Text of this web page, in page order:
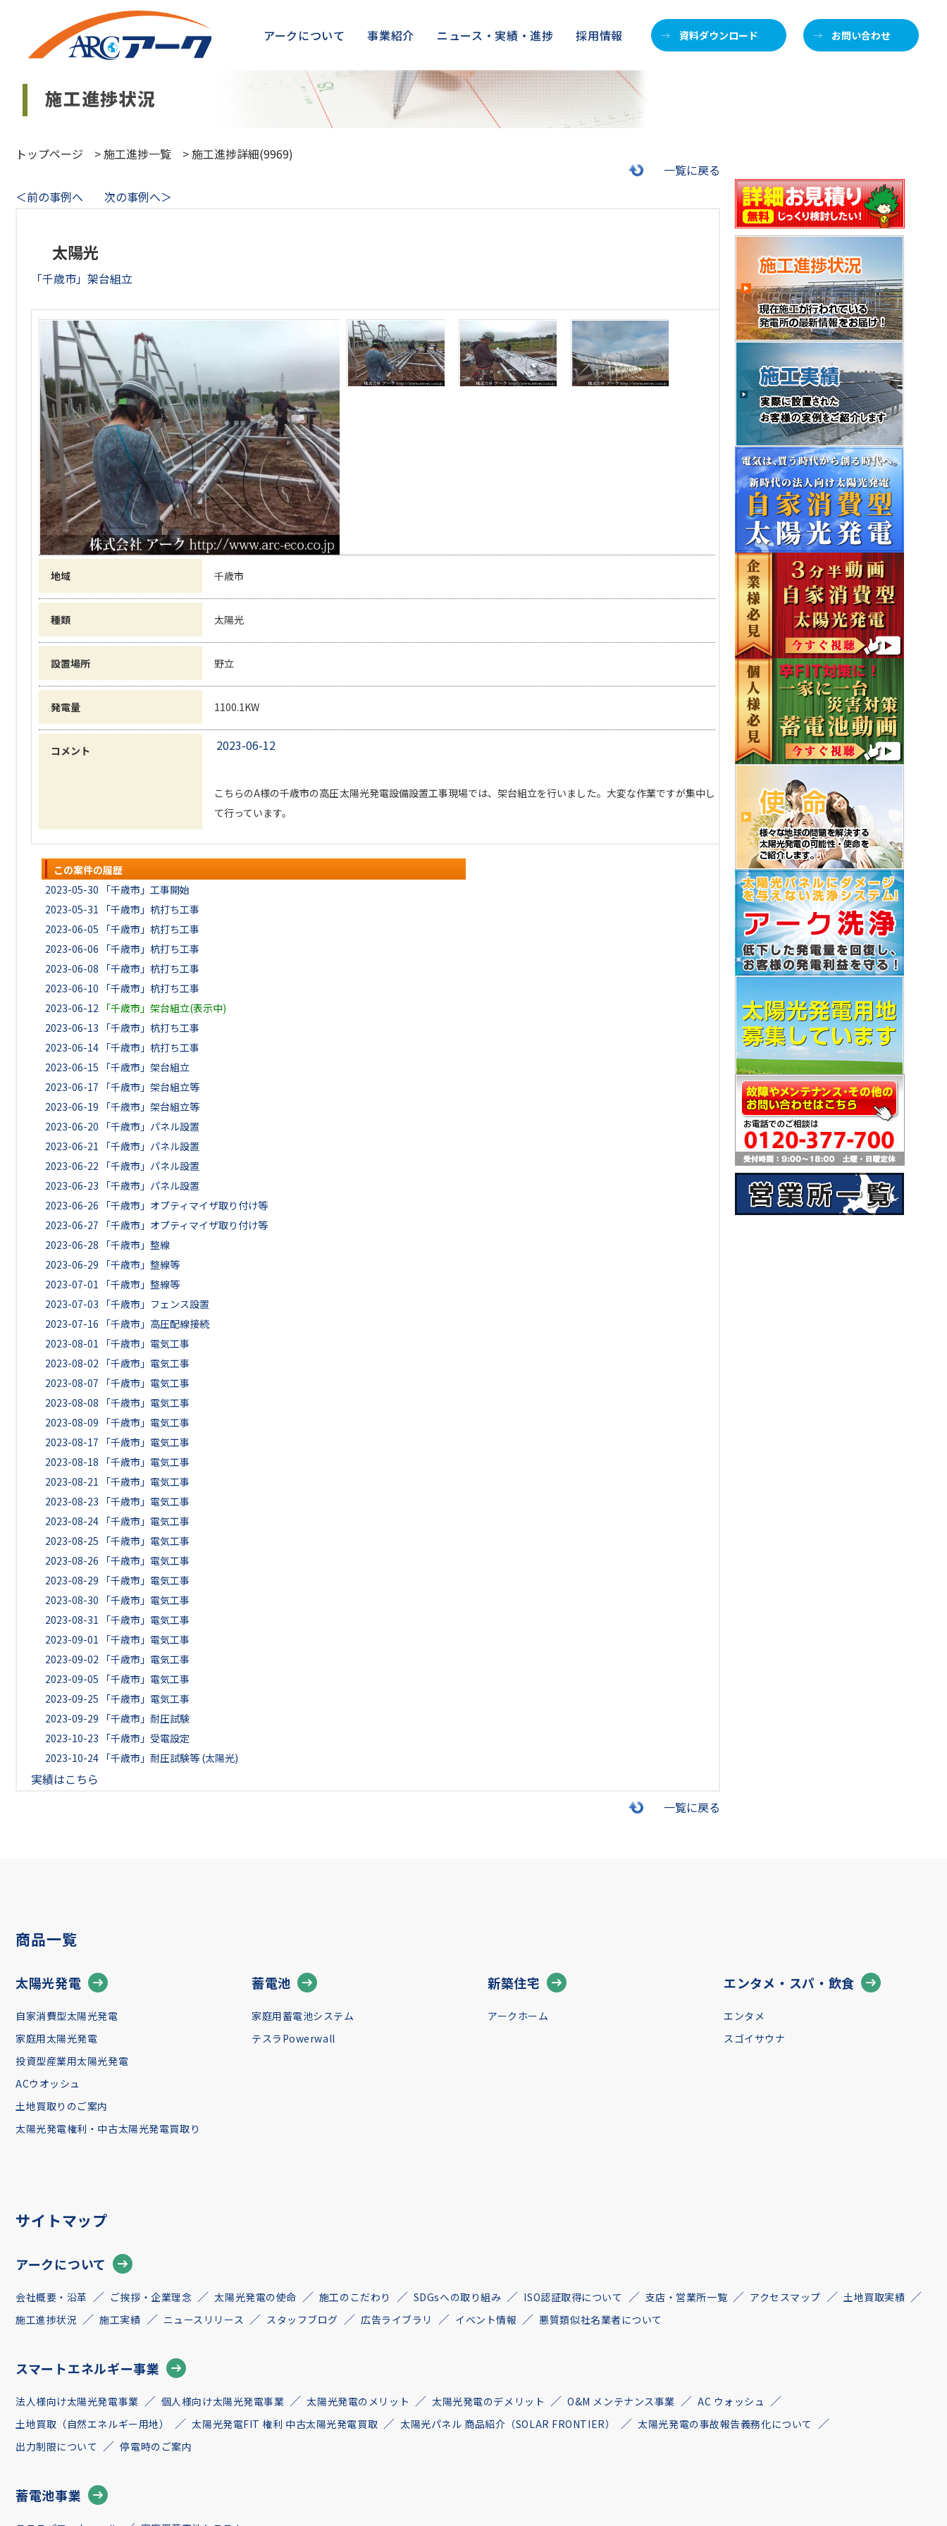
アークについて 事業紹介 ニュース・実績・進捗 採用情報 資料ダウンロード お問い合わせ
トップページ >施工進捗一覧 >施工進捗詳細(9969)
一覧に戻る
＜前の事例へ
次の事例へ＞
太陽光
「千歳市」架台組立
地域 千歳市
種類 太陽光
設置場所 野立
発電量 1100.1KW
コメント 2023-06-12
こちらのA様の千歳市の高圧太陽光発電設備設置工事現場では、架台組立を行いました。大変な作業ですが集中し
て行っています。
この案件の履歴
2023-05-30
「千歳市」工事開始
2023-05-31
「千歳市」杭打ち工事
2023-06-05
「千歳市」杭打ち工事
2023-06-06
「千歳市」杭打ち工事
2023-06-08
「千歳市」杭打ち工事
2023-06-10
「千歳市」杭打ち工事
2023-06-12
「千歳市」架台組立(表示中)
2023-06-13
「千歳市」杭打ち工事
2023-06-14 「千歳市」杭打ち工事
2023-06-15
「千歳市」架台組立
2023-06-17
「千歳市」架台組立等
2023-06-19
「千歳市」架台組立等
2023-06-20
「千歳市」パネル設置
2023-06-21
「千歳市」パネル設置
2023-06-22
「千歳市」パネル設置
2023-06-23
「千歳市」パネル設置
2023-06-26
「千歳市」オプティマイザ取り付け等
2023-06-27
「千歳市」オプティマイザ取り付け等
2023-06-28
「千歳市」整線
2023-06-29
「千歳市」整線等
2023-07-01
「千歳市」整線等
2023-07-03
「千歳市」フェンス設置
2023-07-16
「千歳市」高圧配線接続
2023-08-01
「千歳市」電気工事
2023-08-02
「千歳市」電気工事
2023-08-07
「千歳市」電気工事
2023-08-08
「千歳市」電気工事
2023-08-09
「千歳市」電気工事
2023-08-17
「千歳市」電気工事
2023-08-18
「千歳市」電気工事
2023-08-21
「千歳市」電気工事
2023-08-23
「千歳市」電気工事
2023-08-24 「千歳市」電気工事
2023-08-25
「千歳市」電気工事
2023-08-26
「千歳市」電気工事
2023-08-29
「千歳市」電気工事
2023-08-30
「千歳市」電気工事
2023-08-31
「千歳市」電気工事
2023-09-01
「千歳市」電気工事
2023-09-02
「千歳市」電気工事
2023-09-05
「千歳市」電気工事
2023-09-25
「千歳市」電気工事
2023-09-29
「千歳市」耐圧試験
2023-10-23
「千歳市」受電設定
2023-10-24 「千歳市」耐圧試験等 (太陽光)
実績はこちら
一覧に戻る
商品一覧
太陽光発電
自家消費型太陽光発電
家庭用太陽光発電
投資型産業用太陽光発電
ACウオッシュ
土地買取りのご案内
太陽光発電権利・中古太陽光発電買取り
蓄電池
家庭用蓄電池システム
テスラPowerwall
新築住宅
アークホーム
エンタメ・スパ・飲食
エンタメ
スゴイサウナ
サイトマップ
アークについて
会社概要・沿革 ご挨拶・企業理念 太陽光発電の使命 施工のこだわり SDGsへの取り組み ISO認証取得について 支店・営業所一覧 アクセスマップ
土地買取実績
施工進捗状況
施工実績 ニュースリリース スタッフブログ 広告ライブラリ イベント情報 悪質類似社名業者について
スマートエネルギー事業
法人様向け太陽光発電事業 個人様向け太陽光発電事業 太陽光発電のメリット 太陽光発電のデメリット O&M メンテナンス事業
AC ウォッシュ
土地買取（自然エネルギー用地）
太陽光発電FIT 権利 中古太陽光発電買取 太陽光パネル 商品紹介（SOLAR FRONTIER）
太陽光発電の事故報告義務化について
出力制限について
停電時のご案内
蓄電池事業